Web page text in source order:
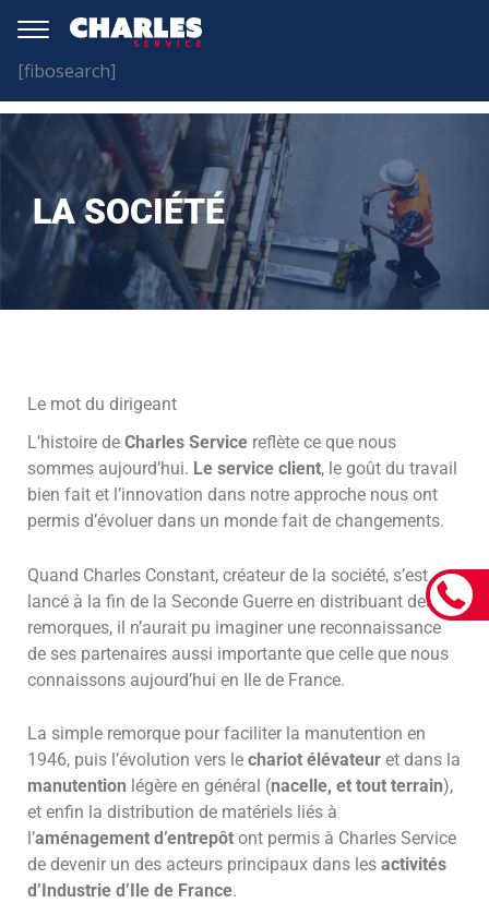
[fibosearch]
LA SOCIÉTÉ
Le mot du dirigeant
L’histoire de Charles Service reflète ce que nous
sommes aujourd’hui. Le service client, le goût du travail
bien fait et l’innovation dans notre approche nous ont
permis d’évoluer dans un monde fait de changements.
Quand Charles Constant, créateur de la société, s’est
lancé à la fin de la Seconde Guerre en distribuant des
remorques, il n’aurait pu imaginer une reconnaissance
de ses partenaires aussi importante que celle que nous
connaissons aujourd’hui en Ile de France.
La simple remorque pour faciliter la manutention en
1946, puis l’évolution vers le chariot élévateur et dans la
manutention légère en général (nacelle, et tout terrain),
et enfin la distribution de matériels liés à
l’aménagement d’entrepôt ont permis à Charles Service
de devenir un des acteurs principaux dans les activités
d’Industrie d’Ile de France.